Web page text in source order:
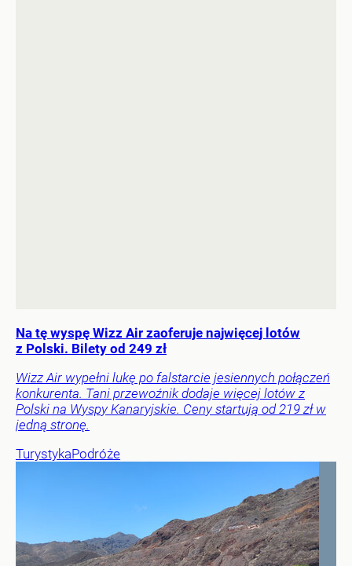
Na tę wyspę Wizz Air zaoferuje najwięcej lotów
z Polski. Bilety od 249 zł
Wizz Air wypełni lukę po falstarcie jesiennych połączeń
konkurenta. Tani przewoźnik dodaje więcej lotów z
Polski na Wyspy Kanaryjskie. Ceny startują od 219 zł w
jedną stronę.
TurystykaPodróże